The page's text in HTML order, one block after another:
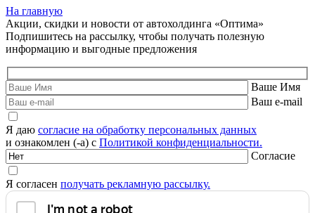
На главную
Акции, скидки и новости от автохолдинга «Оптима»
Подпишитесь на рассылку, чтобы получать полезную
информацию и выгодные предложения
Ваше Имя
Ваш e-mail
Я даю согласие на обработку персональных данных
и ознакомлен (-а) с Политикой конфиденциальности.
Согласие
Я согласен получать рекламную рассылку.